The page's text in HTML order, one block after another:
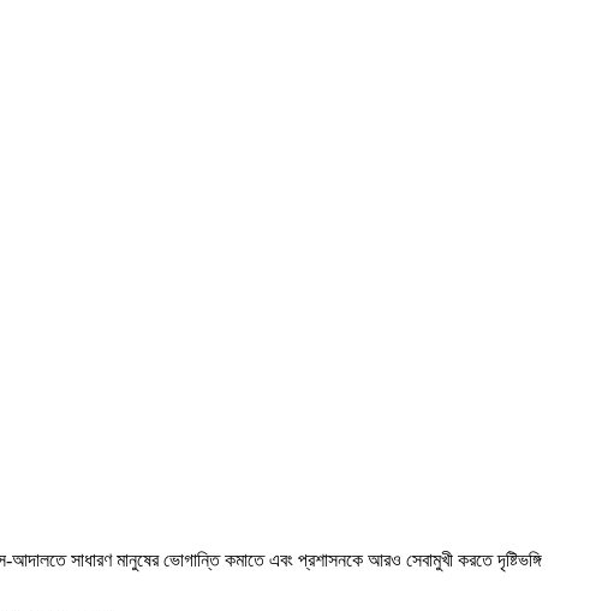
সাধারণ মানুষের ভোগান্তি কমাতে এবং প্রশাসনকে আরও সেবামুখী করতে দৃষ্টিভঙ্গি